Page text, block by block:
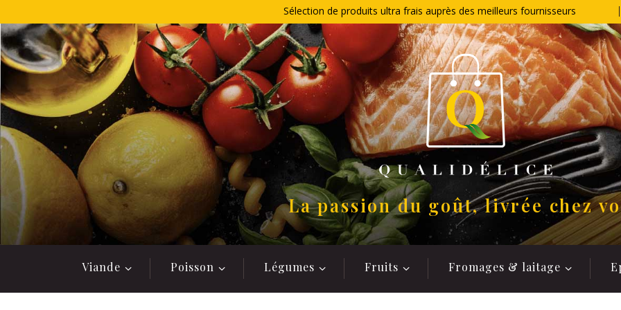
au
contenu
Sélection de produits ultra frais auprès des meilleurs fournisseurs
La passion du goût, livrée chez
Viande Poisson Légumes Fruits Fromages & laitage